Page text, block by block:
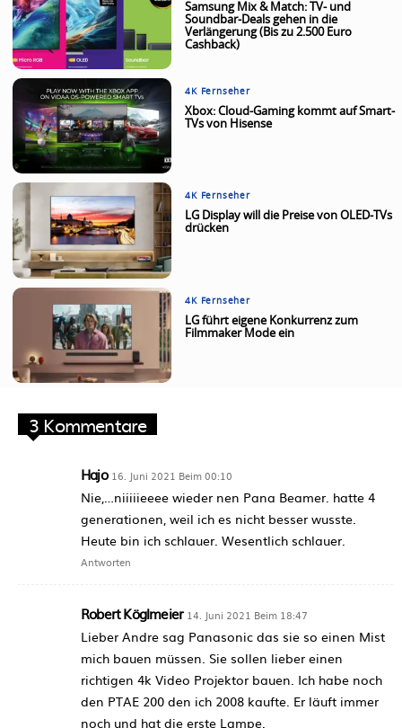
Samsung Mix & Match: TV- und
Soundbar-Deals gehen in die
Verlängerung (Bis zu 2.500 Euro
Cashback)
4K Fernseher
Xbox: Cloud-Gaming kommt auf Smart-
TVs von Hisense
4K Fernseher
LG Display will die Preise von OLED-TVs
drücken
4K Fernseher
LG führt eigene Konkurrenz zum
Filmmaker Mode ein
3 Kommentare
Hajo 16. Juni 2021 Beim 00:10
Nie,…niiiiieeee wieder nen Pana Beamer. hatte 4
generationen, weil ich es nicht besser wusste.
Heute bin ich schlauer. Wesentlich schlauer.
Antworten
Robert Köglmeier 14. Juni 2021 Beim 18:47
Lieber Andre sag Panasonic das sie so einen Mist
mich bauen müssen. Sie sollen lieber einen
richtigen 4k Video Projektor bauen. Ich habe noch
den PTAE 200 den ich 2008 kaufte. Er läuft immer
noch und hat die erste Lampe.